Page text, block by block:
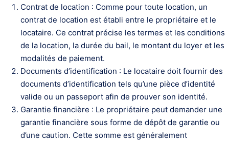
Contrat de location : Comme pour toute location, un
contrat de location est établi entre le propriétaire et le
locataire. Ce contrat précise les termes et les conditions
de la location, la durée du bail, le montant du loyer et les
modalités de paiement.
Documents d’identification : Le locataire doit fournir des
documents d’identification tels qu’une pièce d’identité
valide ou un passeport afin de prouver son identité.
Garantie financière : Le propriétaire peut demander une
garantie financière sous forme de dépôt de garantie ou
d’une caution. Cette somme est généralement